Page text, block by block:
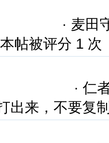
麦田
帖被评分 1 次
仁
出来，不要复